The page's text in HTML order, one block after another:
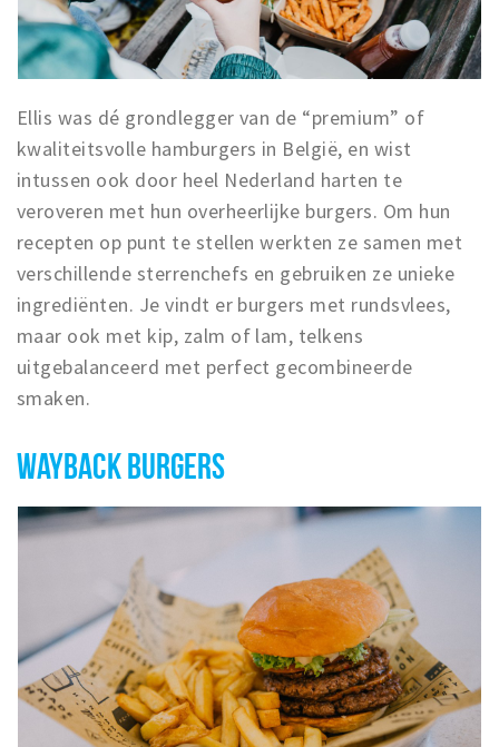
Ellis was dé grondlegger van de “premium” of
kwaliteitsvolle hamburgers in België, en wist
intussen ook door heel Nederland harten te
veroveren met hun overheerlijke burgers. Om hun
recepten op punt te stellen werkten ze samen met
verschillende sterrenchefs en gebruiken ze unieke
ingrediënten. Je vindt er burgers met rundsvlees,
maar ook met kip, zalm of lam, telkens
uitgebalanceerd met perfect gecombineerde
smaken.
WAYBACK BURGERS